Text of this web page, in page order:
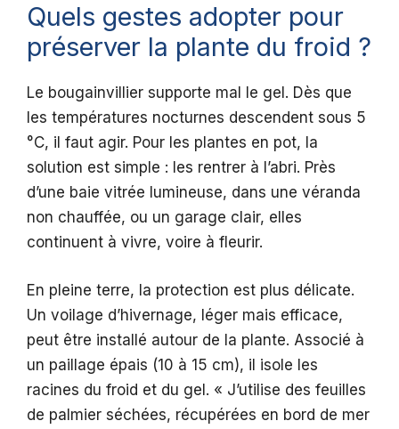
Quels gestes adopter pour
préserver la plante du froid ?
Le bougainvillier supporte mal le gel. Dès que
les températures nocturnes descendent sous 5
°C, il faut agir. Pour les plantes en pot, la
solution est simple : les rentrer à l’abri. Près
d’une baie vitrée lumineuse, dans une véranda
non chauffée, ou un garage clair, elles
continuent à vivre, voire à fleurir.
En pleine terre, la protection est plus délicate.
Un voilage d’hivernage, léger mais efficace,
peut être installé autour de la plante. Associé à
un paillage épais (10 à 15 cm), il isole les
racines du froid et du gel. « J’utilise des feuilles
de palmier séchées, récupérées en bord de mer